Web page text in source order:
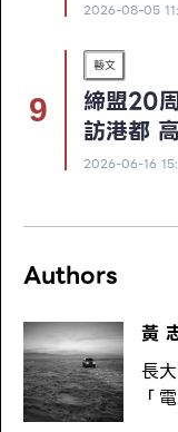
2026-08-05
藝文
締盟20
訪港都
2026-06-16
Authors
黃
長
「